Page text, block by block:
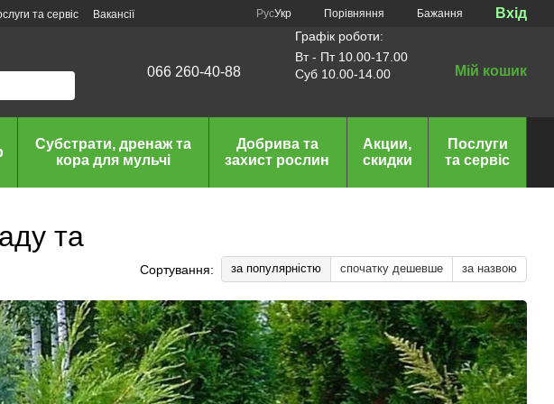
та сервіс Вакансії РусУкр Порівняння Бажання Вхід
066 260-40-88
Графік роботи:
Вт - Пт 10.00-17.00
Суб 10.00-14.00
Мій кошик
Субстрати, дренаж та
кора для мульчі
Добрива та
захист рослин
Акции,
скидки
Послуги
та сервіс
та
Сортування: за популярністю спочатку дешевше за назвою